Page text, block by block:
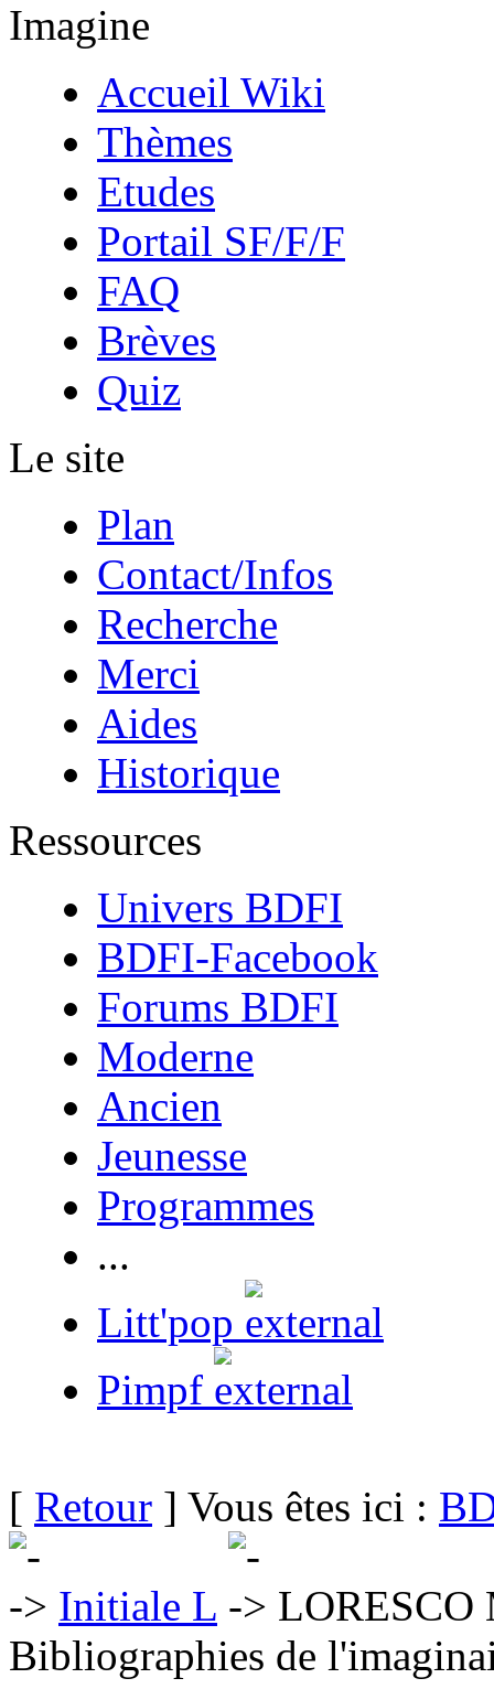
Imagine
Accueil Wiki
Thèmes
Etudes
Portail SF/F/F
FAQ
Brèves
Quiz
Le site
Plan
Contact/Infos
Recherche
Merci
Aides
Historique
Ressources
Univers BDFI
BDFI-Facebook
Forums BDFI
Moderne
Ancien
Jeunesse
Programmes
...
Litt'pop
Pimpf
[ Retour ] Vous êtes ici :
Initiale L
LORESCO
Bibliographies de